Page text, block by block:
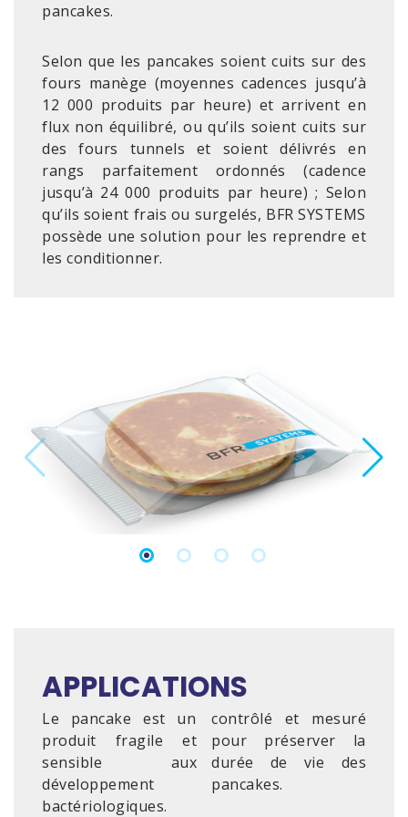
pancakes.
Selon que les pancakes soient cuits sur des
fours manège (moyennes cadences jusqu’à
12 000 produits par heure) et arrivent en
flux non équilibré, ou qu’ils soient cuits sur
des fours tunnels et soient délivrés en
rangs parfaitement ordonnés (cadence
jusqu’à 24 000 produits par heure) ; Selon
qu’ils soient frais ou surgelés, BFR SYSTEMS
possède une solution pour les reprendre et
les conditionner.
APPLICATIONS
Le pancake est un
produit fragile et
sensible aux
développement
bactériologiques.
contrôlé et mesuré
pour préserver la
durée de vie des
pancakes.